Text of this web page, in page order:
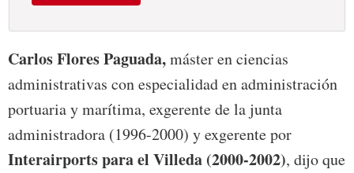
Carlos Flores Paguada,máster en ciencias
administrativas con especialidad en administración
portuaria y marítima, exgerente de la junta
administradora (1996-2000) y exgerente por
Interairports para el Villeda (2000-2002), dijo que